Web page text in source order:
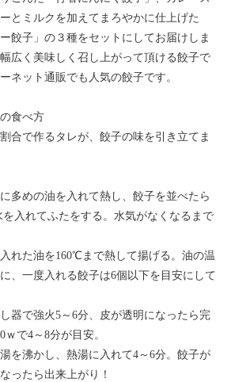
とミルクを加えてまろやかに仕上げた
餃子」の３種をセットにしてお届けしま
広く美味しく召し上がって頂ける餃子で
ネット通販でも人気の餃子です。
食べ方
合で作るタレが、餃子の味を引き立てま
多めの油を入れて熱し、餃子を並べたら
入れてふたをする。水気がなくなるまで
れた油を160℃まで熱して揚げる。油の温
、一度入れる餃子は6個以下を目安にして
器で強火5～6分、皮が透明になったら完
で4～8分が目安。
を沸かし、熱湯に入れて4～6分。餃子が
ったら出来上がり！